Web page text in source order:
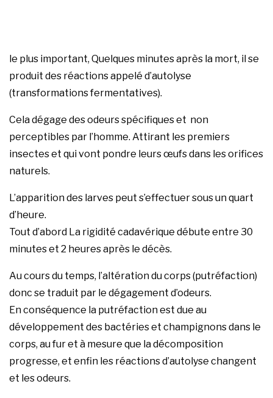
le plus important, Quelques minutes après la mort, il se
produit des réactions appelé d’autolyse
(transformations fermentatives).
Cela dégage des odeurs spécifiques et non
perceptibles par l’homme. Attirant les premiers
insectes et qui vont pondre leurs œufs dans les orifices
naturels.
L’apparition des larves peut s’effectuer sous un quart
d’heure.
Tout d’abord La rigidité cadavérique débute entre 30
minutes et 2 heures après le décès.
Au cours du temps, l’altération du corps (putréfaction)
donc se traduit par le dégagement d’odeurs.
En conséquence la putréfaction est due au
développement des bactéries et champignons dans le
corps, au fur et à mesure que la décomposition
progresse, et enfin les réactions d’autolyse changent
et les odeurs.